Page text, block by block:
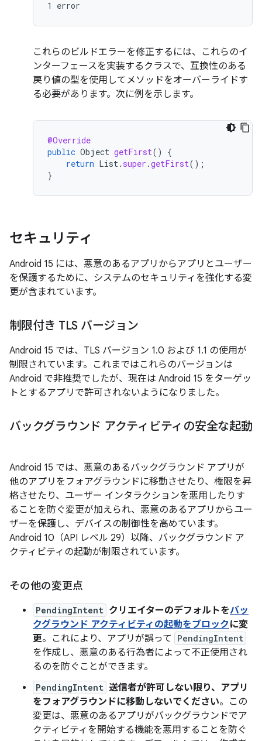
これらのビルドエラーを修正するには、これらのイ
ンターフェースを実装するクラスで、互換性のある
戻り値の型を使用してメソッドをオーバーライドす
る必要があります。次に例を示します。
@Override
public Object getFirst()
{
return List. super .getFirst();
}
セキュリティ
Android 15 には、悪意のあるアプリからアプリとユーザー
を保護するために、システムのセキュリティを強化する変
更が含まれています。
制限付き TLS バージョン
Android 15 では、TLS バージョン 1.0 および 1.1 の使用が
制限されています。これまではこれらのバージョンは
Android で非推奨でしたが、現在は Android 15 をターゲッ
トとするアプリで許可されないようになりました。
バックグラウンド アクティビティの安全な起動
Android 15 では、悪意のあるバックグラウンド アプリが
他のアプリをフォアグラウンドに移動させたり、権限を昇
格させたり、ユーザー インタラクションを悪用したりす
ることを防ぐ変更が加えられ、悪意のあるアプリからユー
ザーを保護し、デバイスの制御性を高めています。
Android 10（API レベル 29）以降、バックグラウンド ア
クティビティの起動が制限されています。
その他の変更点
PendingIntent クリエイターのデフォルトをバッ
クグラウンド アクティビティの起動をブロックに変
更。これにより、アプリが誤って PendingIntent
を作成し、悪意のある行為者によって不正使用され
るのを防ぐことができます。
PendingIntent 送信者が許可しない限り、アプリ
をフォアグラウンドに移動しないでください。この
変更は、悪意のあるアプリがバックグラウンドでア
クティビティを開始する機能を悪用することを防ぐ